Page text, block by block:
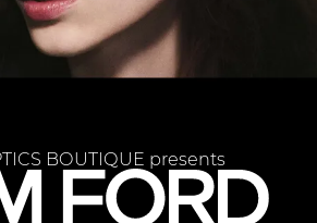
BOUTIQUE presents